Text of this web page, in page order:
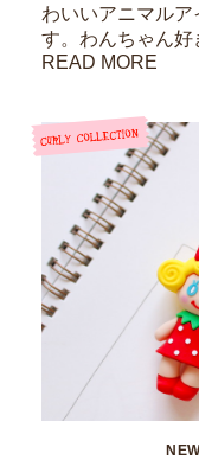
わいいアニマル
す。わんちゃん好
READ MORE